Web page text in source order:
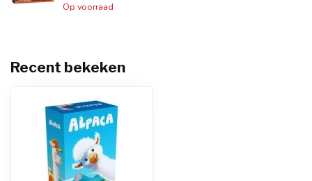
Op voorraad
Recent bekeken